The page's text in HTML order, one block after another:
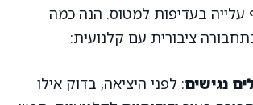
עלייה בעדיפות למטוס. הנה כמה
ציבורית עם קלנועית:
נגישים: לפני היציאה, בדוק אילו